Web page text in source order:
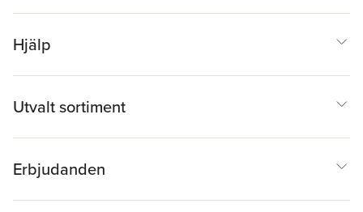
Hjälp
Utvalt sortiment
Erbjudanden